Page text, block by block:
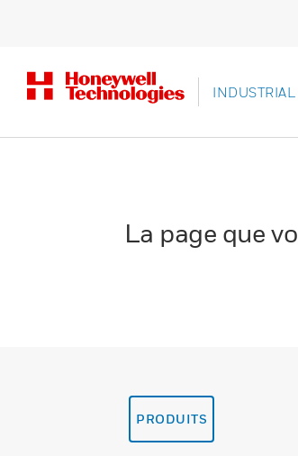
La page que
PRODUITS